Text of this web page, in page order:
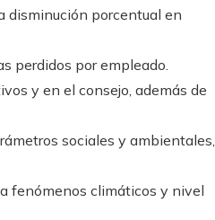
disminución porcentual en
perdidos por empleado.
y en el consejo, además de
sociales y ambientales,
fenómenos climáticos y nivel